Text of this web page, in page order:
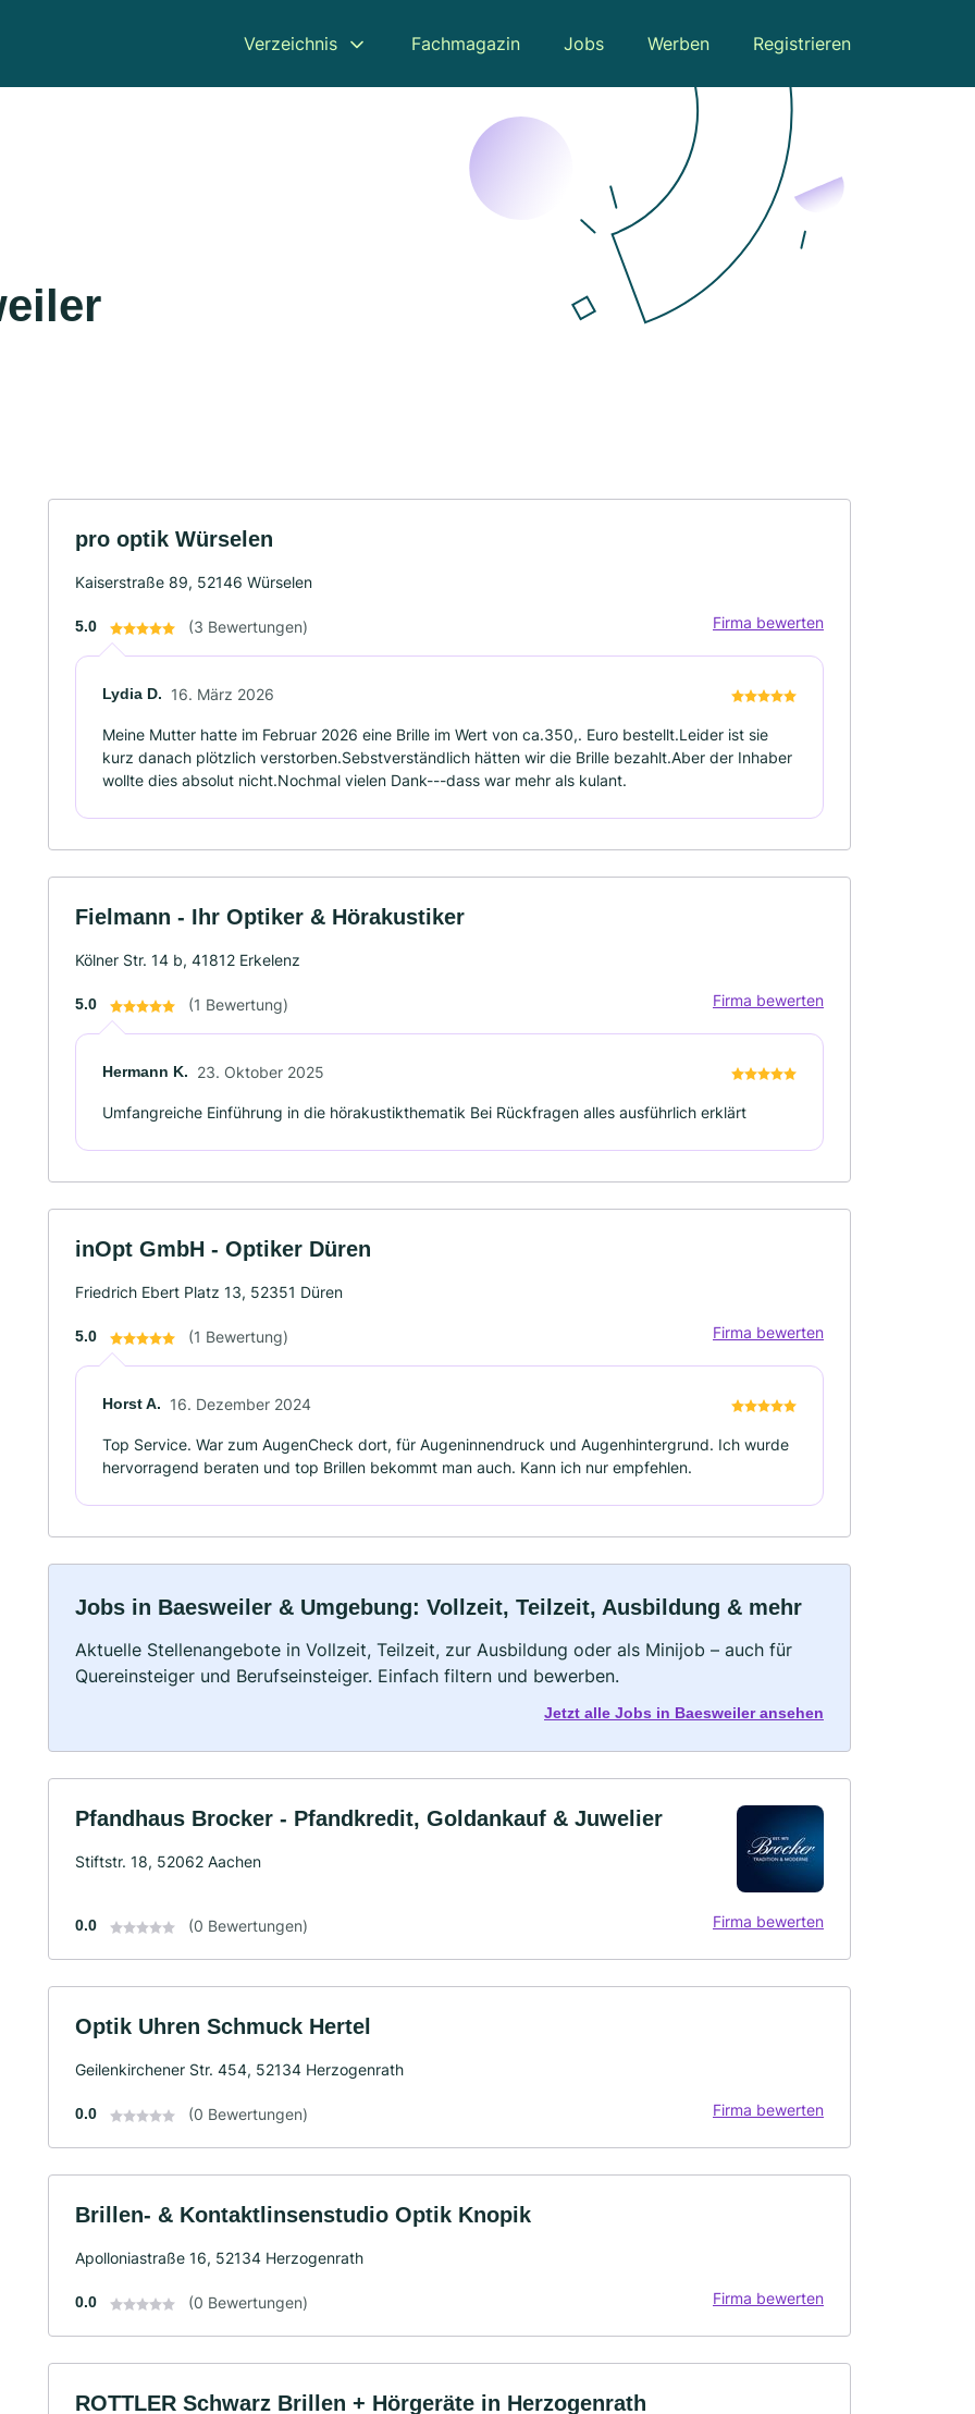
Verzeichnis Fachmagazin Jobs Werben Registrieren
pro optik Würselen
Kaiserstraße 89, 52146 Würselen
5.0 (3 Bewertungen) Firma bewerten
Lydia D. 16. März 2026
Meine Mutter hatte im Februar 2026 eine Brille im Wert von ca.350,. Euro bestellt.Leider ist sie
kurz danach plötzlich verstorben.Sebstverständlich hätten wir die Brille bezahlt.Aber der Inhaber
wollte dies absolut nicht.Nochmal vielen Dank---dass war mehr als kulant.
Fielmann - Ihr Optiker & Hörakustiker
Kölner Str. 14 b, 41812 Erkelenz
5.0 (1 Bewertung) Firma bewerten
Hermann K. 23. Oktober 2025
Umfangreiche Einführung in die hörakustikthematik Bei Rückfragen alles ausführlich erklärt
inOpt GmbH - Optiker Düren
Friedrich Ebert Platz 13, 52351 Düren
5.0 (1 Bewertung) Firma bewerten
Horst A. 16. Dezember 2024
Top Service. War zum AugenCheck dort, für Augeninnendruck und Augenhintergrund. Ich wurde
hervorragend beraten und top Brillen bekommt man auch. Kann ich nur empfehlen.
Jobs in Baesweiler & Umgebung: Vollzeit, Teilzeit, Ausbildung & mehr
Aktuelle Stellenangebote in Vollzeit, Teilzeit, zur Ausbildung oder als Minijob – auch für
Quereinsteiger und Berufseinsteiger. Einfach filtern und bewerben.
Jetzt alle Jobs in Baesweiler ansehen
Pfandhaus Brocker - Pfandkredit, Goldankauf & Juwelier
Stiftstr. 18, 52062 Aachen
0.0 (0 Bewertungen) Firma bewerten
Optik Uhren Schmuck Hertel
Geilenkirchener Str. 454, 52134 Herzogenrath
0.0 (0 Bewertungen) Firma bewerten
Brillen- & Kontaktlinsenstudio Optik Knopik
Apolloniastraße 16, 52134 Herzogenrath
0.0 (0 Bewertungen) Firma bewerten
ROTTLER Schwarz Brillen + Hörgeräte in Herzogenrath